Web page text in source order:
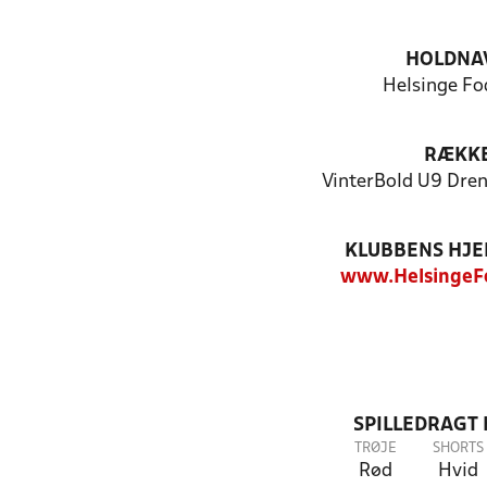
Helsinge
VinterBold U9
KLUBBENS
SPILLEDRAGT
TRØJE
Rød
SHORTS
Hvid